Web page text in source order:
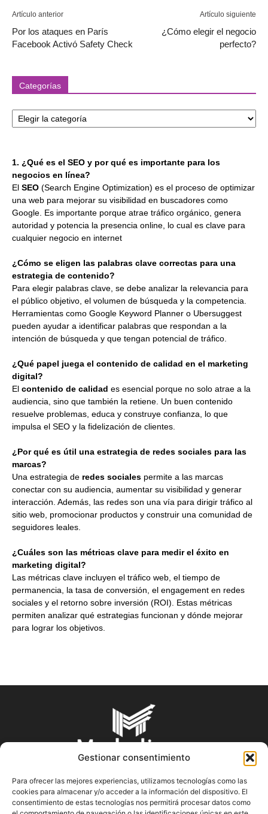
Gestionar consentimiento
Para ofrecer las mejores experiencias, utilizamos tecnologías como las
cookies para almacenar y/o acceder a la información del dispositivo. El
consentimiento de estas tecnologías nos permitirá procesar datos como
Artículo anterior
Por los ataques en París
Facebook Activó Safety Check
Artículo siguiente
¿Cómo elegir el negocio
perfecto?
Categorías
1. ¿Qué es el SEO y por qué es importante para los
negocios en línea?
El SEO (Search Engine Optimization) es el proceso de optimizar
una web para mejorar su visibilidad en buscadores como
Google. Es importante porque atrae tráfico orgánico, genera
autoridad y potencia la presencia online, lo cual es clave para
cualquier negocio en internet
¿Cómo se eligen las palabras clave correctas para una
estrategia de contenido?
Para elegir palabras clave, se debe analizar la relevancia para
el público objetivo, el volumen de búsqueda y la competencia.
Herramientas como Google Keyword Planner o Ubersuggest
pueden ayudar a identificar palabras que respondan a la
intención de búsqueda y que tengan potencial de tráfico.
¿Qué papel juega el contenido de calidad en el marketing
digital?
El contenido de calidad es esencial porque no solo atrae a la
audiencia, sino que también la retiene. Un buen contenido
resuelve problemas, educa y construye confianza, lo que
impulsa el SEO y la fidelización de clientes.
¿Por qué es útil una estrategia de redes sociales para las
marcas?
Una estrategia de redes sociales permite a las marcas
conectar con su audiencia, aumentar su visibilidad y generar
interacción. Además, las redes son una vía para dirigir tráfico al
sitio web, promocionar productos y construir una comunidad de
seguidores leales.
¿Cuáles son las métricas clave para medir el éxito en
marketing digital?
Las métricas clave incluyen el tráfico web, el tiempo de
permanencia, la tasa de conversión, el engagement en redes
sociales y el retorno sobre inversión (ROI). Estas métricas
permiten analizar qué estrategias funcionan y dónde mejorar
para lograr los objetivos.
SOBRE NOSOTROS